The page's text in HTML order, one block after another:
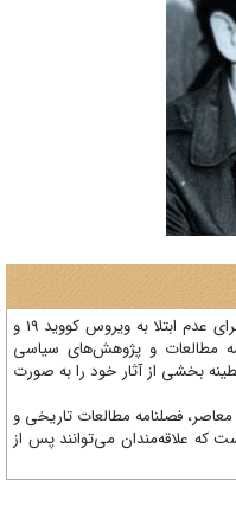
با توجه به نیاز به تداوم مراقبت‌های بهداشتی برای عدم ابتلا به ویروس کووید 19 و
و پژوهش‌های سیاسی
بخشی از آثار خود را به صورت
فصلنامه‌ مطالعات تاریخی و
علاقه‌مندان می‌توانند پس از